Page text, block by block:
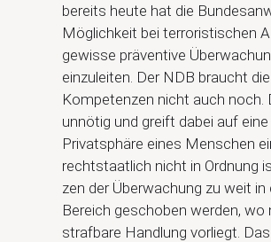
bereits heute hat die
Möglichkeit bei terroristischen
gewisse präventive
einzuleiten. Der NDB braucht
Kompetenzen nicht auch noch.
unnötig und greift dabei auf eine
Privatsphäre eines Menschen
rechtstaatlich nicht in Ordnung
zen der Überwachung zu weit in
Bereich geschoben werden, wo
strafbare Handlung vorliegt. Das